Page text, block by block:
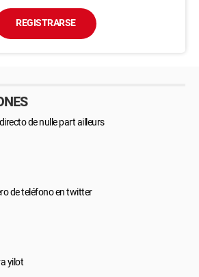
REGISTRARSE
de nulle part ailleurs
de teléfono en twitter
yilot